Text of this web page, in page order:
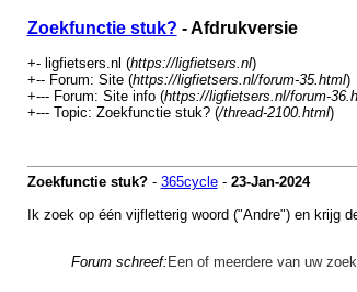
Zoekfunctie stuk? - Afdrukversie
+- ligfietsers.nl (https://ligfietsers.nl)
+-- Forum: Site (https://ligfietsers.nl/forum-35.html)
+--- Forum: Site info (https://ligfietsers.nl/forum-
+--- Topic: Zoekfunctie stuk? (/thread-2100.html)
Zoekfunctie stuk?- 365cycle- 23-Jan-2024
Ik zoek op één vijfletterig woord ("Andre") en krijg
Forum schreef: Een of meerdere van uw